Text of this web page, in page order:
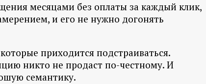
месяцами без оплаты за каждый клик,
и его не нужно догонять
приходится подстраиваться.
никто не продаст по-честному. И
семантику.